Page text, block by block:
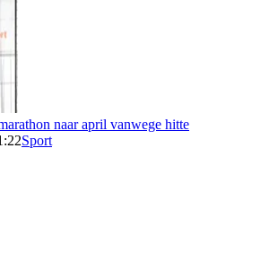
naar april vanwege hitte
Sport